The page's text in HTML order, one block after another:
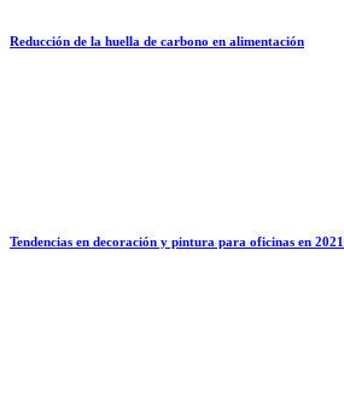
Reducción de la huella de carbono en alimentación
Tendencias en decoración y pintura para oficinas en 2021